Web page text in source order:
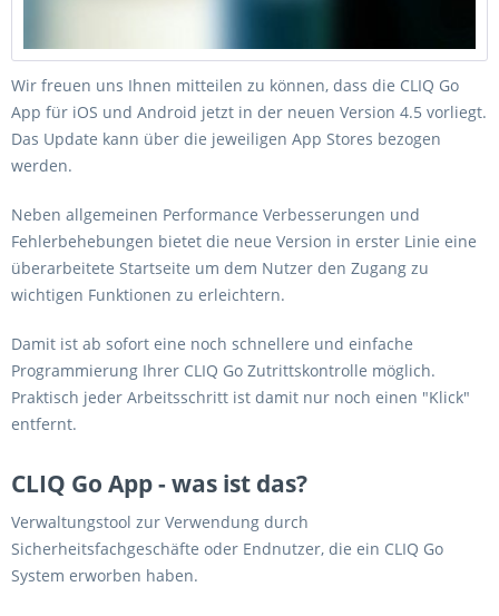
Wir freuen uns Ihnen mitteilen zu können, dass die CLIQ Go
App für iOS und Android jetzt in der neuen Version 4.5 vorliegt.
Das Update kann über die jeweiligen App Stores bezogen
werden.
Neben allgemeinen Performance Verbesserungen und
Fehlerbehebungen bietet die neue Version in erster Linie eine
überarbeitete Startseite um dem Nutzer den Zugang zu
wichtigen Funktionen zu erleichtern.
Damit ist ab sofort eine noch schnellere und einfache
Programmierung Ihrer CLIQ Go Zutrittskontrolle möglich.
Praktisch jeder Arbeitsschritt ist damit nur noch einen "Klick"
entfernt.
CLIQ Go App - was ist das?
Verwaltungstool zur Verwendung durch
Sicherheitsfachgeschäfte oder Endnutzer, die ein CLIQ Go
System erworben haben.